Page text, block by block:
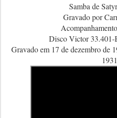
Samba de
Gravado por
Disco Victor 33.401-
Gravado em 17 de dezembro de
1931